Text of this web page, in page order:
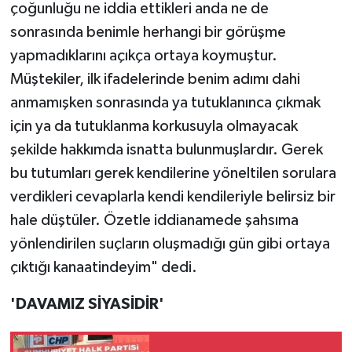
çoğunluğu ne iddia ettikleri anda ne de
sonrasında benimle herhangi bir görüşme
yapmadıklarını açıkça ortaya koymuştur.
Müştekiler, ilk ifadelerinde benim adımı dahi
anmamışken sonrasında ya tutuklanınca çıkmak
için ya da tutuklanma korkusuyla olmayacak
şekilde hakkımda isnatta bulunmuşlardır. Gerek
bu tutumları gerek kendilerine yöneltilen sorulara
verdikleri cevaplarla kendi kendileriyle belirsiz bir
hale düştüler. Özetle iddianamede şahsıma
yönlendirilen suçların oluşmadığı gün gibi ortaya
çıktığı kanaatindeyim" dedi.
'DAVAMIZ SİYASİDİR'